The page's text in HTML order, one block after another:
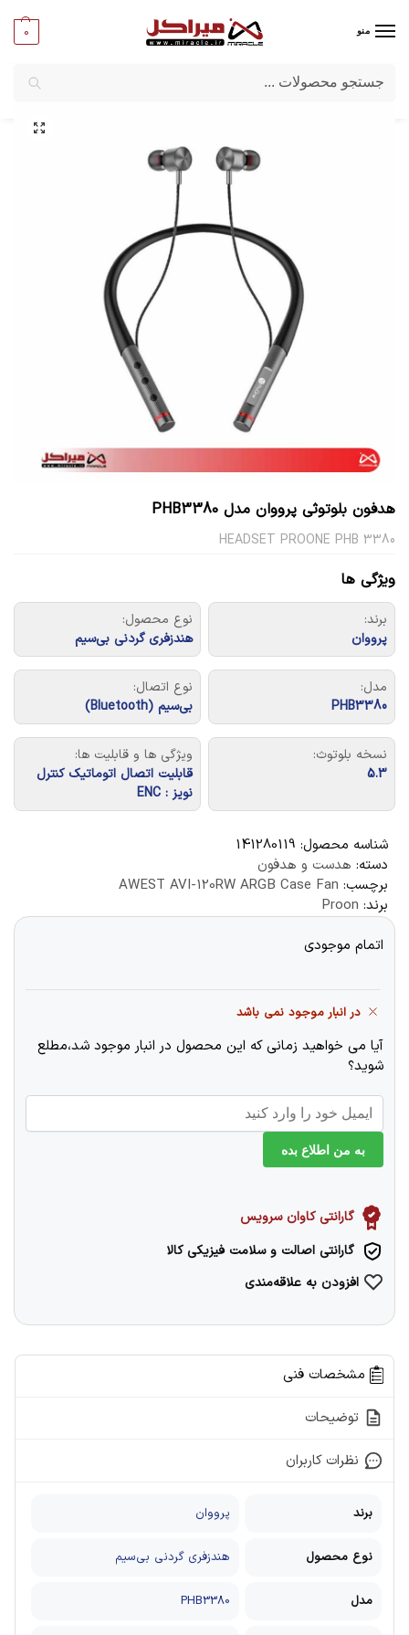
منو 0
میراکل/کامپیوتر/قطعات جانبی
هدفون بلوتوثی پرووان مدل PHB3380
HEADSET PROONE PHB 3380
ویژگی ها
برند:
پرووان
نوع محصول:
هندزفری گردنی بی‌سیم
مدل:
PHB3380
نوع اتصال:
بی‌سیم (Bluetooth)
نسخه بلوتوث:
5.3
ویژگی ها و قابلیت ها:
قابلیت اتصال اتوماتیک کنترل
نویز : ENC
شناسه محصول: 141280119
دسته: هدست و هدفون
برچسب: AWEST AVI-120RW ARGB Case Fan
برند: Proon
اتمام موجودی
در انبار موجود نمی باشد
آیا می خواهید زمانی که این محصول در انبار موجود شد،مطلع
شوید؟
به من اطلاع بده
گارانتی کاوان سرویس
گارانتی اصالت و سلامت فیزیکی کالا
افزودن به علاقه‌مندی
مشخصات فنی
توضیحات
نظرات کاربران
برند پرووان
نوع محصول هندزفری گردنی بی‌سیم
مدل PHB3380